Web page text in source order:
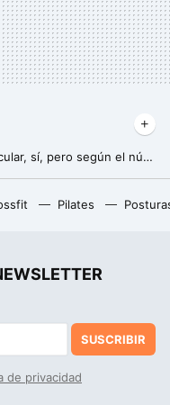
Más volumen para ganar masa muscular, sí, pero según el número de series que hagas actualmente
Pilates
SUSCRIBIR
de privacidad